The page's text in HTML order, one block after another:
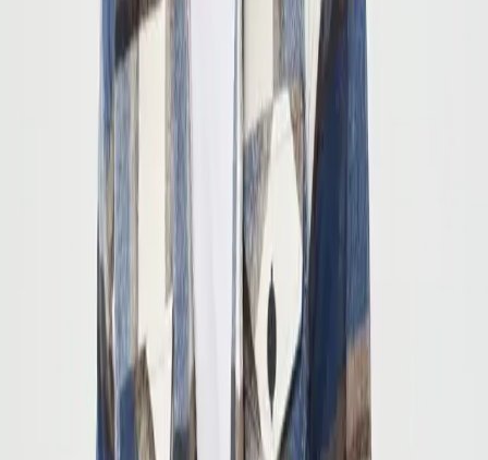
shirtler veya kazaklar giyerek katmanlı giyim seçenekleri de
Resmiyetten Casual’a Geçiş
Yaka detayı ve modern kesimi sayesinde, resmi olmayan toplantılar,
hafta sonu aktiviteleri veya arkadaş buluşmaları gibi çeşitli
ortamlarda kullanılabilir. Gömleğin düğmeli yapısı, katlanabilir
manşetleri ve fit kesimi, şıklığı ve rahatlığı bir arada sunar.
Müşteri Yorumları ve Değerlendirmeler
Genel olarak 4.5 yıldız yüksek bir puan alan ürün, kullanıcı
memnuniyetinde öne çıkar. Müşteri geri bildirimleri, özellikle
kumaş kalitesi, sıcak tutma özelliği ve rahatlığı
yoğunlaşır. Bazı kullanıcılar, kalıbın biraz dar olabileceğine dikkat
çekmiş, bu nedenle doğru beden seçimine önem verilmesi
gerektiğini belirtmiştir. Ayrıca, ürünün dayanıklılığı ve uzun
ömürlülüğü hakkında da olumlu görüşler mevcuttur.
Sonuç ve Tavsiyeler